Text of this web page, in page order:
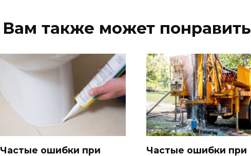
Вам также может
Частые ошибки при
Частые ошибки при